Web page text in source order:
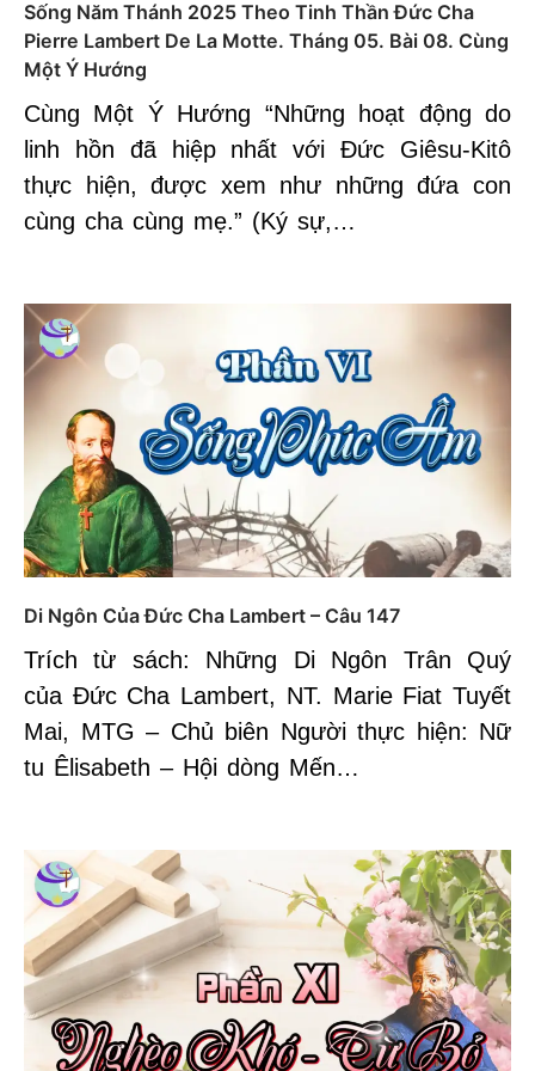
Sống Năm Thánh 2025 Theo Tinh Thần Đức Cha
Pierre Lambert De La Motte. Tháng 05. Bài 08. Cùng
Một Ý Hướng
Cùng Một Ý Hướng “Những hoạt động do
linh hồn đã hiệp nhất với Đức Giêsu-Kitô
thực hiện, được xem như những đứa con
cùng cha cùng mẹ.” (Ký sự,…
Di Ngôn Của Đức Cha Lambert – Câu 147
Trích từ sách: Những Di Ngôn Trân Quý
của Đức Cha Lambert, NT. Marie Fiat Tuyết
Mai, MTG – Chủ biên Người thực hiện: Nữ
tu Êlisabeth – Hội dòng Mến…